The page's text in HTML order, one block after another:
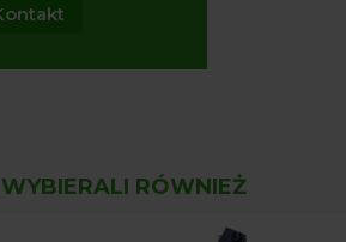
RÓWNIEŻ